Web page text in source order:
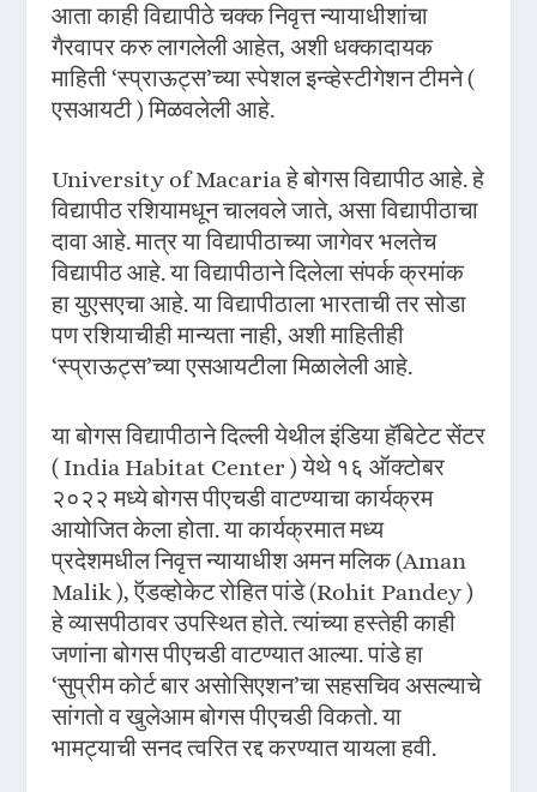
आता काही विद्यापीठे चक्क निवृत्त न्यायाधीशांचा
गैरवापर करु लागलेली आहेत, अशी धक्कादायक
माहिती ‘स्प्राऊट्स’च्या स्पेशल इन्व्हेस्टीगेशन टीमने (
एसआयटी ) मिळवलेली आहे.
University of Macaria हे बोगस विद्यापीठ आहे. हे
विद्यापीठ रशियामधून चालवले जाते, असा विद्यापीठाचा
दावा आहे. मात्र या विद्यापीठाच्या जागेवर भलतेच
विद्यापीठ आहे. या विद्यापीठाने दिलेला संपर्क क्रमांक
हा युएसएचा आहे. या विद्यापीठाला भारताची तर सोडा
पण रशियाचीही मान्यता नाही, अशी माहितीही
‘स्प्राऊट्स’च्या एसआयटीला मिळालेली आहे.
या बोगस विद्यापीठाने दिल्ली येथील इंडिया हॅबिटेट सेंटर
( India Habitat Center ) येथे १६ ऑक्टोबर
२०२२ मध्ये बोगस पीएचडी वाटण्याचा कार्यक्रम
आयोजित केला होता. या कार्यक्रमात मध्य
प्रदेशमधील निवृत्त न्यायाधीश अमन मलिक (Aman
Malik ), ऍडव्होकेट रोहित पांडे (Rohit Pandey )
हे व्यासपीठावर उपस्थित होते. त्यांच्या हस्तेही काही
जणांना बोगस पीएचडी वाटण्यात आल्या. पांडे हा
‘सुप्रीम कोर्ट बार असोसिएशन’चा सहसचिव असल्याचे
सांगतो व खुलेआम बोगस पीएचडी विकतो. या
भामट्याची सनद त्वरित रद्द करण्यात यायला हवी.